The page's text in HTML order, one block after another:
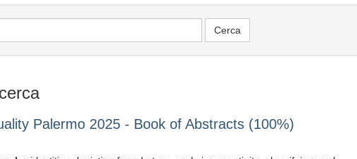
Palermo 2025 - Book of Abstracts (100%)